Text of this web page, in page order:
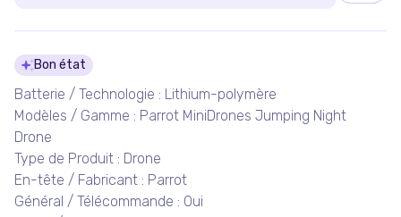
Détails du produit
Bon état
Batterie / Technologie : Lithium-polymère
Modèles / Gamme : Parrot MiniDrones Jumping Night
Drone
Type de Produit : Drone
En-tête / Fabricant : Parrot
Général / Télécommande : Oui